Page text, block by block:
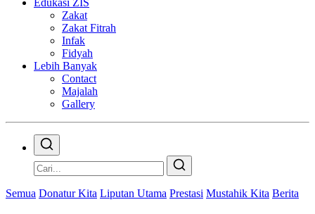
Edukasi ZIS
Zakat
Zakat Fitrah
Infak
Fidyah
Lebih Banyak
Contact
Majalah
Gallery
Semua Donatur Kita Liputan Utama Prestasi Mustahik Kita Berita